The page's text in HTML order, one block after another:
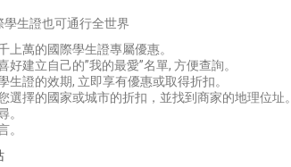
學生證也可通行全世界
上萬的國際學生證專屬優惠。
好建立自己的”我的最愛”名單, 方便查詢。
生證的效期, 立即享有優惠或取得折扣。
選擇的國家或城市的折扣，並找到商家的地理位址。
。
。